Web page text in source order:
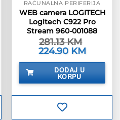
RAČUNALNA PERIFERIJA
WEB camera LOGITECH
Logitech C922 Pro
Stream 960-001088
281.13KM
Izvorna
cijena
bila
281.13 KM.
224.90 KM
je:
DODAJ U
KORPU